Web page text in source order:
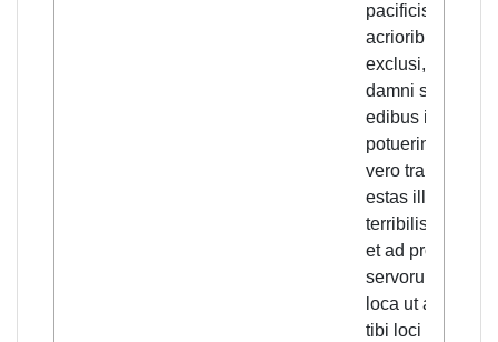
pacificis nunc
acrioribus verbis
exclusi, nichil
damni sacris
edibus inferre
potuerint; cum
vero transisset
estas illa
terribilis, misisse
et ad proxima
servorum Cristi
loca ut aliquis
tibi loci tui